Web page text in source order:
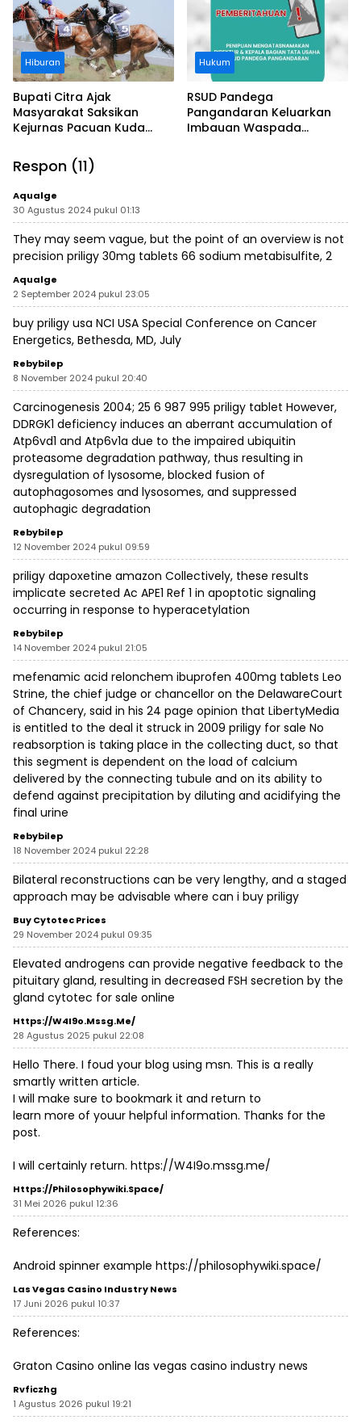
Hiburan
Bupati Citra Ajak
Masyarakat Saksikan
Kejurnas Pacuan Kuda
Legokjawa
Hukum
RSUD Pandega
Pangandaran Keluarkan
Imbauan Waspada
Respon (11)
Aqualge
30 Agustus 2024 pukul 01:13
They may seem vague, but the point of an overview is not
precision priligy 30mg tablets 66 sodium metabisulfite, 2
Aqualge
2 September 2024 pukul 23:05
buy priligy usa NCI USA Special Conference on Cancer
Energetics, Bethesda, MD, July
Rebybilep
8 November 2024 pukul 20:40
Carcinogenesis 2004; 25 6 987 995 priligy tablet However,
DDRGK1 deficiency induces an aberrant accumulation of
Atp6vd1 and Atp6v1a due to the impaired ubiquitin
proteasome degradation pathway, thus resulting in
dysregulation of lysosome, blocked fusion of
autophagosomes and lysosomes, and suppressed
autophagic degradation
Rebybilep
12 November 2024 pukul 09:59
priligy dapoxetine amazon Collectively, these results
implicate secreted Ac APE1 Ref 1 in apoptotic signaling
occurring in response to hyperacetylation
Rebybilep
14 November 2024 pukul 21:05
mefenamic acid relonchem ibuprofen 400mg tablets Leo
Strine, the chief judge or chancellor on the DelawareCourt
of Chancery, said in his 24 page opinion that LibertyMedia
is entitled to the deal it struck in 2009 priligy for sale No
reabsorption is taking place in the collecting duct, so that
this segment is dependent on the load of calcium
delivered by the connecting tubule and on its ability to
defend against precipitation by diluting and acidifying the
final urine
Rebybilep
18 November 2024 pukul 22:28
Bilateral reconstructions can be very lengthy, and a staged
approach may be advisable where can i buy priligy
Buy Cytotec Prices
29 November 2024 pukul 09:35
Elevated androgens can provide negative feedback to the
pituitary gland, resulting in decreased FSH secretion by the
gland cytotec for sale online
Https://W4I9o.mssg.me/
28 Agustus 2025 pukul 22:08
Hello There. I foud your blog using msn. This is a really
smartly written article.
I will make sure to bookmark it and return to
learn more of youur helpful information. Thanks for the
post.
I will certainly return. https://W4I9o.mssg.me/
Https://philosophywiki.space/
31 Mei 2026 pukul 12:36
References:
Android spinner example https://philosophywiki.space/
Las Vegas Casino Industry News
17 Juni 2026 pukul 10:37
References:
Graton Casino online las vegas casino industry news
Rvficzhg
1 Agustus 2026 pukul 19:21